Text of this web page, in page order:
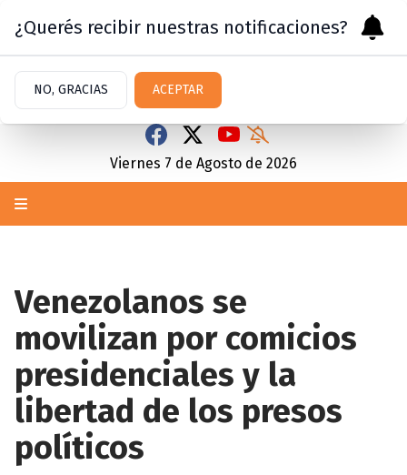
Viernes 7 de Agosto de 2026
Venezolanos se
movilizan por comicios
presidenciales y la
libertad de los presos
políticos
¿Querés recibir nuestras notificaciones?
NO, GRACIAS ACEPTAR